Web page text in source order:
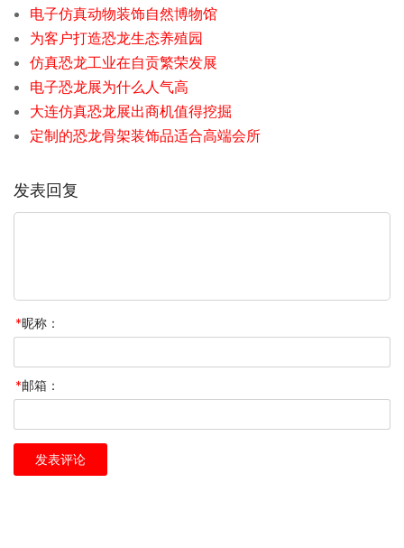
电子仿真动物装饰自然博物馆
为客户打造恐龙生态养殖园
仿真恐龙工业在自贡繁荣发展
电子恐龙展为什么人气高
大连仿真恐龙展出商机值得挖掘
定制的恐龙骨架装饰品适合高端会所
发表回复
*昵称：
*邮箱：